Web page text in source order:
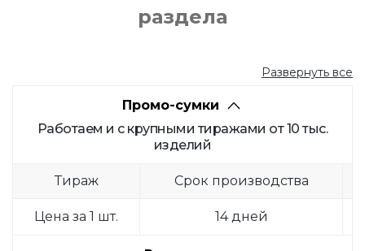
раздела
Развернуть все
Промо-сумки
Работаем и с крупными тиражами от 10 тыс.
изделий
Тираж Срок производства
Цена за 1 шт. 14 дней